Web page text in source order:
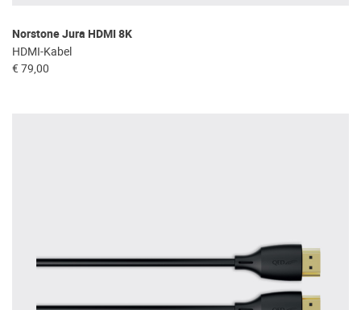
Norstone Jura HDMI 8K
HDMI-Kabel
€ 79,00